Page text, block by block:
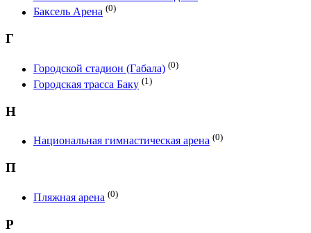
Баксель Арена (0)
Г
Городской стадион (Габала) (0)
Городская трасса Баку (1)
Н
Национальная гимнастическая арена (0)
П
Пляжная арена (0)
Р